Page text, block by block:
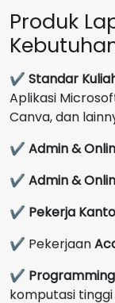
Tahun
Produk
✔ Standar
Aplikasi
Canva, dan
✔ Admin &
✔ Admin &
✔ Pekerja
✔ Pekerjaan
✔
komputasi